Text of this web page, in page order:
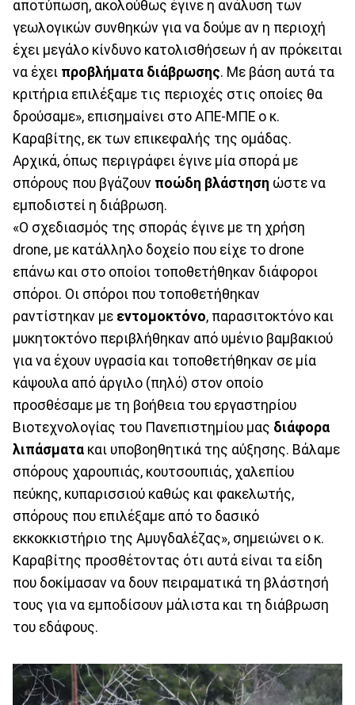
αποτύπωση, ακολούθως έγινε η ανάλυση των
γεωλογικών συνθηκών για να δούμε αν η περιοχή
έχει μεγάλο κίνδυνο κατολισθήσεων ή αν πρόκειται
να έχει προβλήματα διάβρωσης. Με βάση αυτά τα
κριτήρια επιλέξαμε τις περιοχές στις οποίες θα
δρούσαμε», επισημαίνει στο ΑΠΕ-ΜΠΕ ο κ.
Καραβίτης, εκ των επικεφαλής της ομάδας.
Αρχικά, όπως περιγράφει έγινε μία σπορά με
σπόρους που βγάζουν ποώδη βλάστηση ώστε να
εμποδιστεί η διάβρωση.
«Ο σχεδιασμός της σποράς έγινε με τη χρήση
drone, με κατάλληλο δοχείο που είχε το drone
επάνω και στο οποίοι τοποθετήθηκαν διάφοροι
σπόροι. Οι σπόροι που τοποθετήθηκαν
ραντίστηκαν με εντομοκτόνο, παρασιτοκτόνο και
μυκητοκτόνο περιβλήθηκαν από υμένιο βαμβακιού
για να έχουν υγρασία και τοποθετήθηκαν σε μία
κάψουλα από άργιλο (πηλό) στον οποίο
προσθέσαμε με τη βοήθεια του εργαστηρίου
Βιοτεχνολογίας του Πανεπιστημίου μας διάφορα
λιπάσματα και υποβοηθητικά της αύξησης. Βάλαμε
σπόρους χαρουπιάς, κουτσουπιάς, χαλεπίου
πεύκης, κυπαρισσιού καθώς και φακελωτής,
σπόρους που επιλέξαμε από το δασικό
εκκοκκιστήριο της Αμυγδαλέζας», σημειώνει ο κ.
Καραβίτης προσθέτοντας ότι αυτά είναι τα είδη
που δοκίμασαν να δουν πειραματικά τη βλάστησή
τους για να εμποδίσουν μάλιστα και τη διάβρωση
του εδάφους.